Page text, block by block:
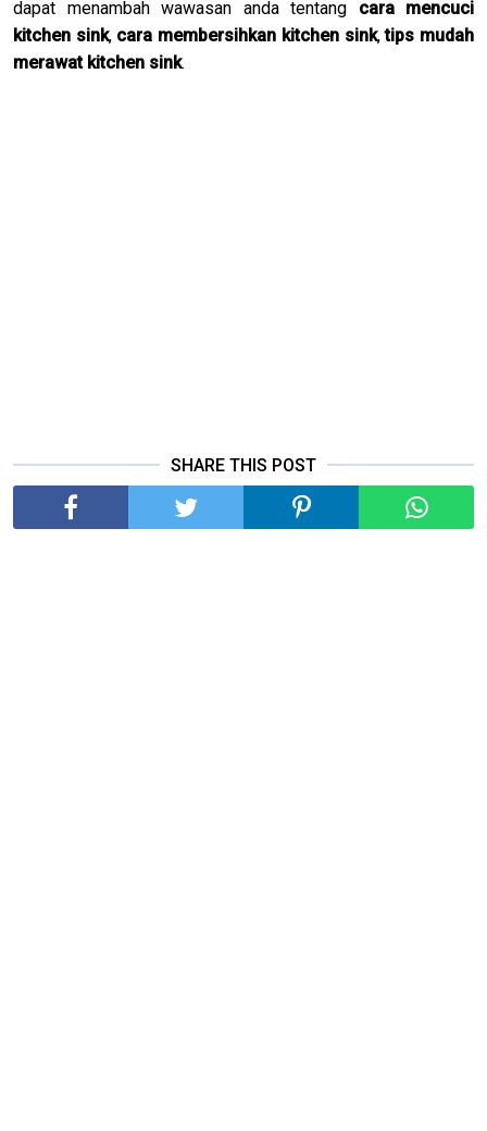
dapat menambah wawasan anda tentang cara mencuci
kitchen sink, cara membersihkan kitchen sink,tips mudah
merawat kitchen sink.
SHARE THIS POST